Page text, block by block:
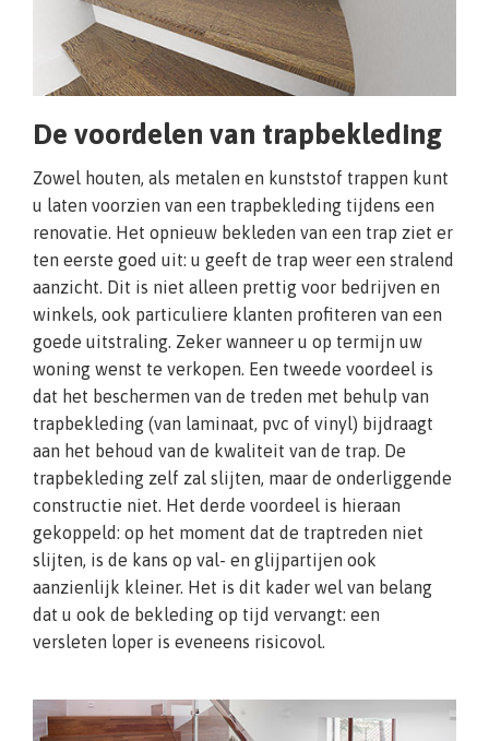
De voordelen van trapbekleding
Zowel houten, als metalen en kunststof trappen kunt
u laten voorzien van een trapbekleding tijdens een
renovatie. Het opnieuw bekleden van een trap ziet er
ten eerste goed uit: u geeft de trap weer een stralend
aanzicht. Dit is niet alleen prettig voor bedrijven en
winkels, ook particuliere klanten profiteren van een
goede uitstraling. Zeker wanneer u op termijn uw
woning wenst te verkopen. Een tweede voordeel is
dat het beschermen van de treden met behulp van
trapbekleding (van laminaat, pvc of vinyl) bijdraagt
aan het behoud van de kwaliteit van de trap. De
trapbekleding zelf zal slijten, maar de onderliggende
constructie niet. Het derde voordeel is hieraan
gekoppeld: op het moment dat de traptreden niet
slijten, is de kans op val- en glijpartijen ook
aanzienlijk kleiner. Het is dit kader wel van belang
dat u ook de bekleding op tijd vervangt: een
versleten loper is eveneens risicovol.